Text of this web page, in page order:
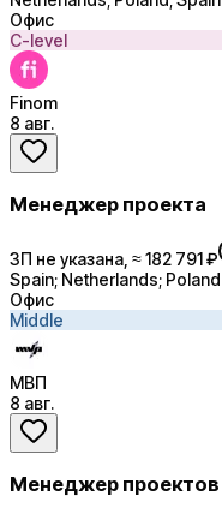
Офис
C-level
Finom
8 авг.
Менеджер проекта
ЗП не указана, ≈ 182 791 ₽
Spain; Netherlands; Poland
Офис
Middle
МВП
8 авг.
Менеджер проектов